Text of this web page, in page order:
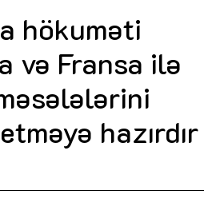
hökuməti
və Fransa ilə
hazırdır